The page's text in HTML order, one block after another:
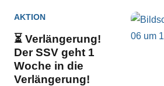
AKTION
⏳ Verlängerung!
Der SSV geht 1
Woche in die
Verlängerung!